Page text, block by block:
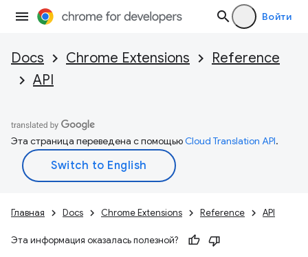
Войти
Docs Chrome Extensions
Reference
API
Эта страница переведена с помощьюCloud Translation API.
Главная Docs Chrome Extensions Reference API
Эта информация оказалась полезной?